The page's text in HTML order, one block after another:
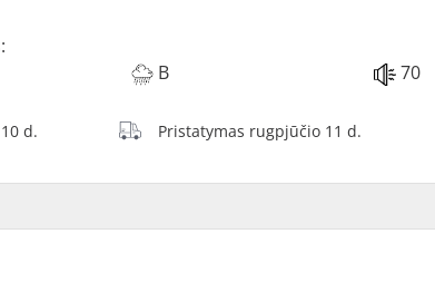
B 70
d. Pristatymas rugpjūčio 11 d.